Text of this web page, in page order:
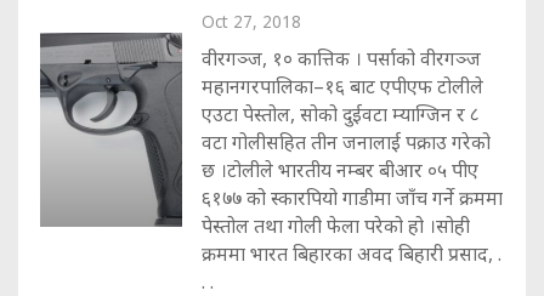
Oct 27, 2018
वीरगञ्ज, १० कात्तिक । पर्साको वीरगञ्ज
महानगरपालिका–१६ बाट एपीएफ टोलीले
एउटा पेस्तोल, सोको दुईवटा म्याग्जिन र ८
वटा गोलीसहित तीन जनालाई पक्राउ गरेको
छ ।टोलीले भारतीय नम्बर बीआर ०५ पीए
६१७७ को स्कारपियो गाडीमा जाँच गर्ने क्रममा
पेस्तोल तथा गोली फेला परेको हो ।सोही
क्रममा भारत बिहारका अवद बिहारी प्रसाद, .
. .